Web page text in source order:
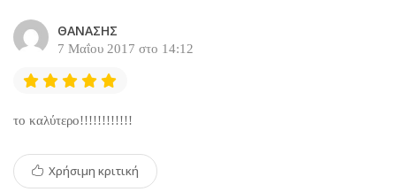
ΘΑΝΑΣΗΣ
7 Μαΐου 2017 στο 14:12
το καλύτερο!!!!!!!!!!!!
Χρήσιμη κριτική